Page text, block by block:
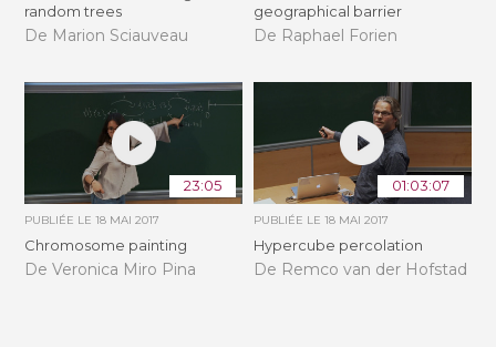
random trees
De Marion Sciauveau
geographical barrier
De Raphael Forien
23:05
PUBLIÉE LE18 MAI 2017
Chromosome painting
De Veronica Miro Pina
01:03:07
PUBLIÉE LE 18 MAI 2017
Hypercube percolation
De Remco van der Hofstad